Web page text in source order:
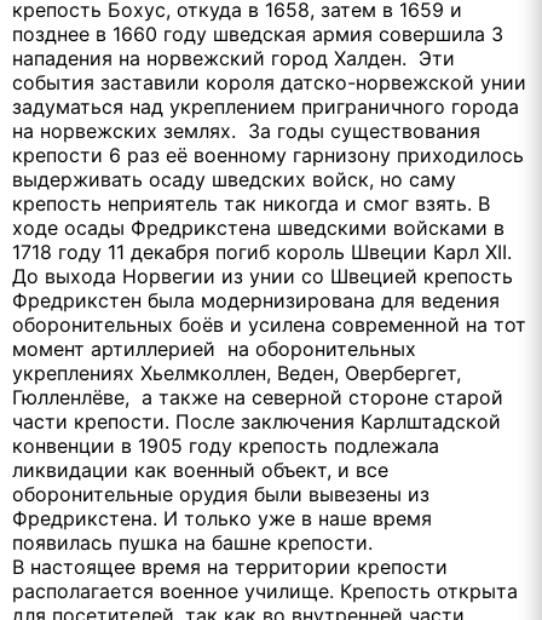
крепость Бохус, откуда в 1658, затем в 1659 и
позднее в 1660 году шведская армия совершила 3
нападения на норвежский город Халден. Эти
события заставили короля датско-норвежской унии
задуматься над укреплением приграничного города
на норвежских землях. За годы существования
крепости 6 раз её военному гарнизону приходилось
выдерживать осаду шведских войск, но саму
крепость неприятель так никогда и смог взять. В
ходе осады Фредрикстена шведскими войсками в
1718 году 11 декабря погиб король Швеции Карл XII.
До выхода Норвегии из унии со Швецией крепость
Фредрикстен была модернизирована для ведения
оборонительных боёв и усилена современной на тот
момент артиллерией на оборонительных
укреплениях Хьелмколлен, Веден, Овербергет,
Гюлленлёве, а также на северной стороне старой
части крепости. После заключения Карлштадской
конвенции в 1905 году крепость подлежала
ликвидации как военный объект, и все
оборонительные орудия были вывезены из
Фредрикстена. И только уже в наше время
появилась пушка на башне крепости.
В настоящее время на территории крепости
располагается военное училище. Крепость открыта